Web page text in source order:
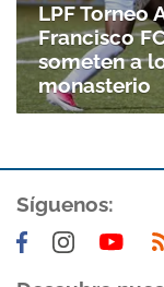
LPF Torneo
Francisco
someten a
monasterio
Síguenos: